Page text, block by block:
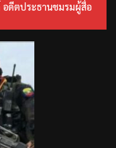
อดีตประธานชมรมผู้สื่อ